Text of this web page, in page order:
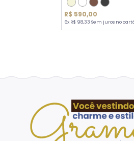
R$ 590,00
6x R$ 98,33 Sem juros no